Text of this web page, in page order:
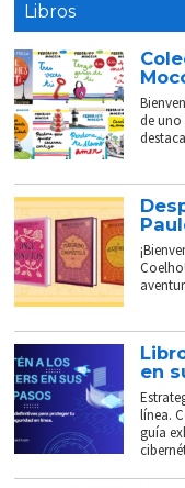
Libros
de
en
línea.
guía